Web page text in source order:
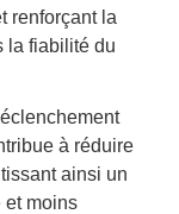
renforçant la
la fiabilité du
à réduire
ainsi un
et moins